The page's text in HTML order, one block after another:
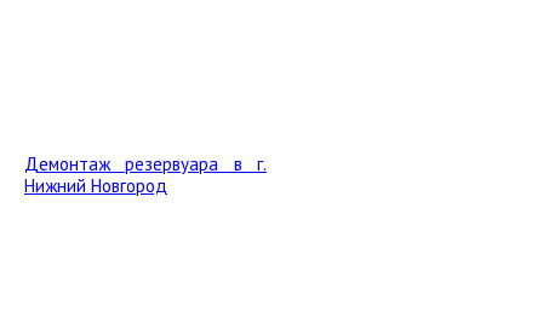
Демонтаж резервуара в г.
Нижний Новгород